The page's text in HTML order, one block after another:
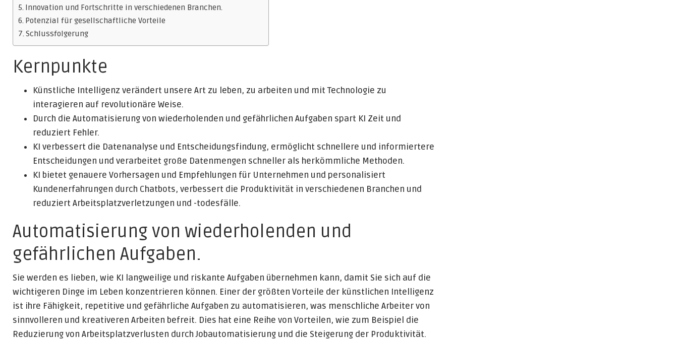
Innovation und Fortschritte in verschiedenen Branchen.
Potenzial für gesellschaftliche Vorteile
Schlussfolgerung
Kernpunkte
Künstliche Intelligenz verändert unsere Art zu leben, zu arbeiten und mit Technologie zu
interagieren auf revolutionäre Weise.
Durch die Automatisierung von wiederholenden und gefährlichen Aufgaben spart KI Zeit und
reduziert Fehler.
KI verbessert die Datenanalyse und Entscheidungsfindung, ermöglicht schnellere und informiertere
Entscheidungen und verarbeitet große Datenmengen schneller als herkömmliche Methoden.
KI bietet genauere Vorhersagen und Empfehlungen für Unternehmen und personalisiert
Kundenerfahrungen durch Chatbots, verbessert die Produktivität in verschiedenen Branchen und
reduziert Arbeitsplatzverletzungen und -todesfälle.
Automatisierung von wiederholenden und
gefährlichen Aufgaben.
Sie werden es lieben, wie KI langweilige und riskante Aufgaben übernehmen kann, damit Sie sich auf die
wichtigeren Dinge im Leben konzentrieren können. Einer der größten Vorteile der künstlichen Intelligenz
ist ihre Fähigkeit, repetitive und gefährliche Aufgaben zu automatisieren, was menschliche Arbeiter von
sinnvolleren und kreativeren Arbeiten befreit. Dies hat eine Reihe von Vorteilen, wie zum Beispiel die
Reduzierung von Arbeitsplatzverlusten durch Jobautomatisierung und die Steigerung der Produktivität.